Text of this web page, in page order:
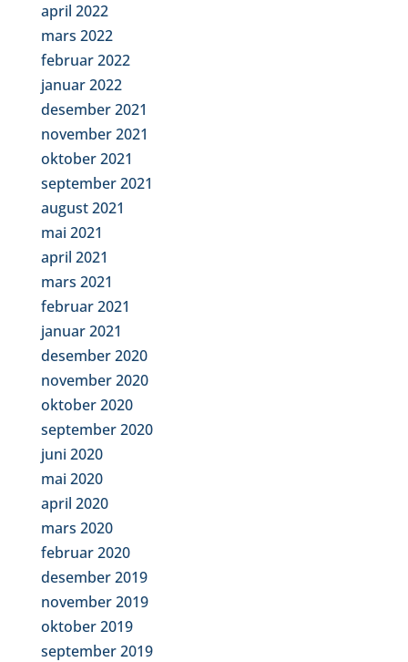
april 2022
mars 2022
februar 2022
januar 2022
desember 2021
november 2021
oktober 2021
september 2021
august 2021
mai 2021
april 2021
mars 2021
februar 2021
januar 2021
desember 2020
november 2020
oktober 2020
september 2020
juni 2020
mai 2020
april 2020
mars 2020
februar 2020
desember 2019
november 2019
oktober 2019
september 2019